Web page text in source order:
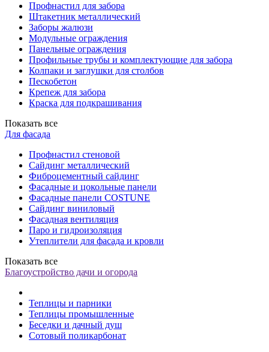
Профнастил для забора
Штакетник металлический
Заборы жалюзи
Модульные ограждения
Панельные ограждения
Профильные трубы и комплектующие для забора
Колпаки и заглушки для столбов
Пескобетон
Крепеж для забора
Краска для подкрашивания
Показать все
Для фасада
Профнастил стеновой
Сайдинг металлический
Фиброцементный сайдинг
Фасадные и цокольные панели
Фасадные панели COSTUNE
Сайдинг виниловый
Фасадная вентиляция
Паро и гидроизоляция
Утеплители для фасада и кровли
Показать все
Благоустройство дачи и огорода
Теплицы и парники
Теплицы промышленные
Беседки и дачный душ
Сотовый поликарбонат